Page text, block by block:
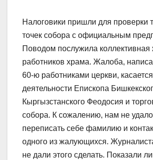
Налоговики пришли для проверки
точек собора с официальным
Поводом послужила коллективная
работников храма. Жалоба,
60-ю работниками церкви, касается
деятельности Епископа
Кыргызстанского Феодосия и
собора. К сожалению, нам не
переписать себе фамилию и
одного из жалующихся.
не дали этого сделать. Показали